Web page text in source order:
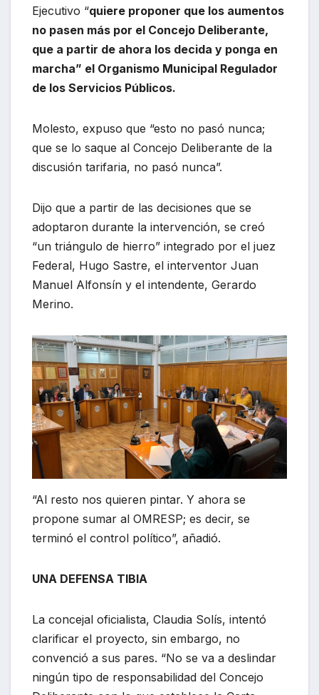
Ejecutivo “quiere proponer que los aumentos
no pasen más por el Concejo Deliberante,
que a partir de ahora los decida y ponga en
marcha” el Organismo Municipal Regulador
de los Servicios Públicos.
Molesto, expuso que “esto no pasó nunca;
que se lo saque al Concejo Deliberante de la
discusión tarifaria, no pasó nunca”.
Dijo que a partir de las decisiones que se
adoptaron durante la intervención, se creó
“un triángulo de hierro” integrado por el juez
Federal, Hugo Sastre, el interventor Juan
Manuel Alfonsín y el intendente, Gerardo
Merino.
“Al resto nos quieren pintar. Y ahora se
propone sumar al OMRESP; es decir, se
terminó el control político”, añadió.
UNA DEFENSA TIBIA
La concejal oficialista, Claudia Solís, intentó
clarificar el proyecto, sin embargo, no
convenció a sus pares. “No se va a deslindar
ningún tipo de responsabilidad del Concejo